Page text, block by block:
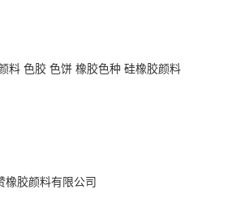
料 色胶 色饼 橡胶色种 硅橡胶颜料
橡胶颜料有限公司